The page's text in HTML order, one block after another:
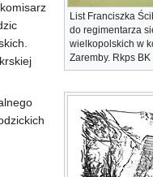
List Franciszka
do regimentarza
wielkopolskich w
Zaremby. Rkps BK